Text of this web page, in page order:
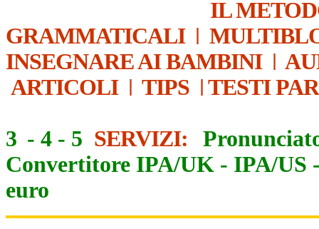
IL
GRAMMATICALI|
INSEGNARE AI BAMBINI|
ARTICOLI| TIPS | TESTI
3 - 4 - 5 SERVIZI:
Convertitore IPA/UK - IPA/US
euro